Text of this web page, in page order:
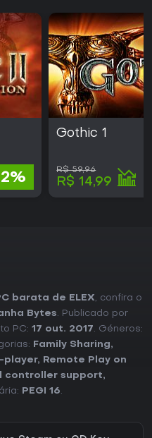
Gothic 1
R$ 59,96
R$ 14,99
barata de ELEX, confira o
Bytes. Publicado por
PC: 17 out. 2017. Géneros:
Family Sharing,
player,
Remote Play on
controller support,
PEGI 16.